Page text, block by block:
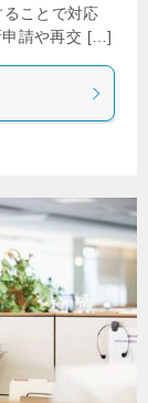
ことで対応
申請や再交 […]